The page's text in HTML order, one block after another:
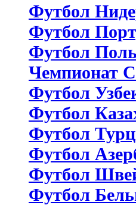
Футбол
Футбол
Футбол
Чемпионат
Футбол
Футбол
Футбол
Футбол
Футбол
Футбол